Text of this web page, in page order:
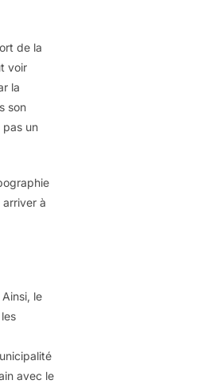
de la
voir
la
son
pas un
à
le
avec le